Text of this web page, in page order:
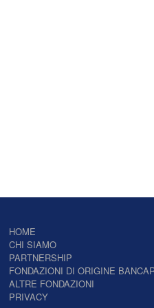
HOME
CHI SIAMO
PARTNERSHIP
FONDAZIONI DI ORIGINE
ALTRE FONDAZIONI
PRIVACY